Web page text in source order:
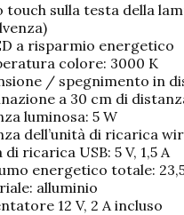
touch sulla testa della
a risparmio energetico
colore: 3000 K
/ spegnimento in
a 30 cm di
luminosa: 5 W
dell’unità di ricarica
di ricarica USB: 5 V, 1,5 A
energetico totale:
alluminio
12 V, 2 A incluso